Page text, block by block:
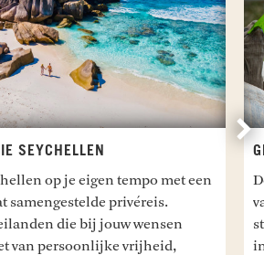
SEYCHELLEN
op je eigen tempo met een
samengestelde privéreis.
die bij jouw wensen
van persoonlijke vrijheid,